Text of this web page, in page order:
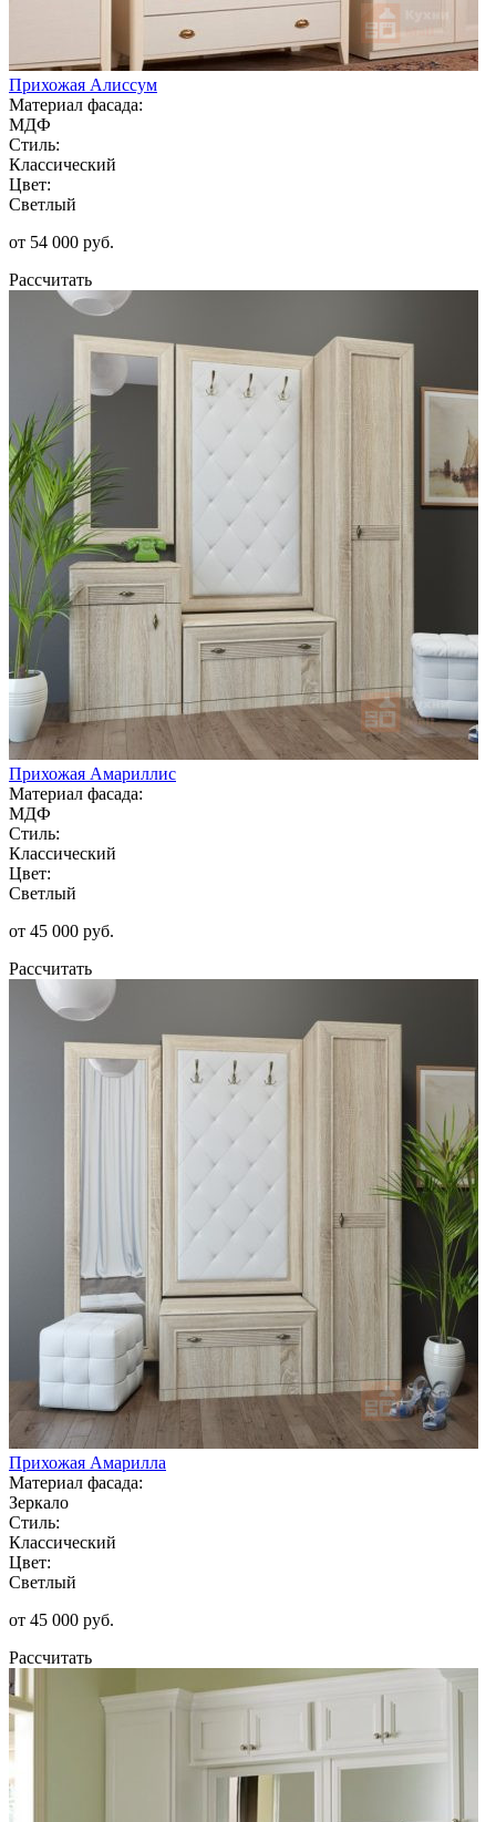
Прихожая Алиссум
Материал фасада:
МДФ
Стиль:
Классический
Цвет:
Светлый
от 54 000 руб.
Рассчитать
Прихожая Амариллис
Материал фасада:
МДФ
Стиль:
Классический
Цвет:
Светлый
от 45 000 руб.
Рассчитать
Прихожая Амарилла
Материал фасада:
Зеркало
Стиль:
Классический
Цвет:
Светлый
от 45 000 руб.
Рассчитать